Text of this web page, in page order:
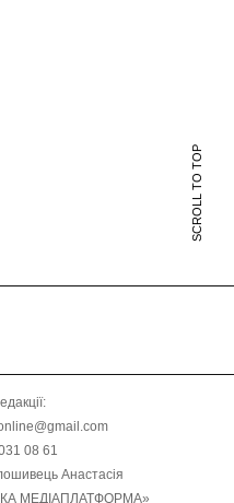
SCROLL TO TOP
08 61
Анастасія
МЕДІАПЛАТФОРМА»